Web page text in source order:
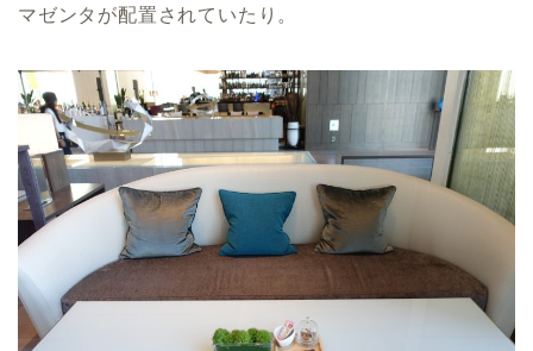
マゼンタが配置されていたり。